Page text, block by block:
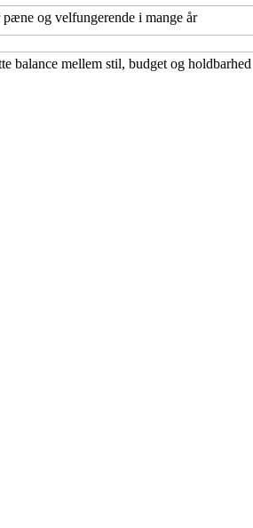
og velfungerende i mange år
balance mellem stil, budget og holdbarhed